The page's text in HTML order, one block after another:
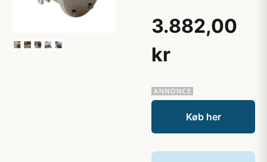
3.882,00
kr
Køb her